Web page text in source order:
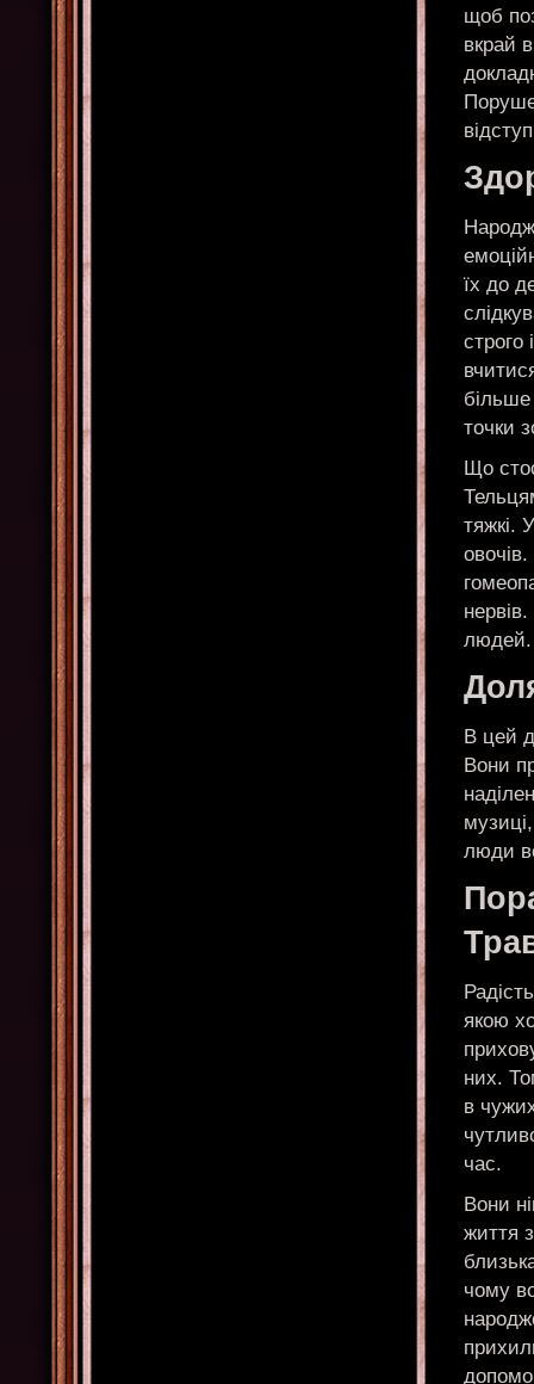
щоб
вкрай
їх до
строго
точки
Що
тяжкі.
людей.
В цей
Вони
люди
якою
них.
в
час.
Вони
життя
чому